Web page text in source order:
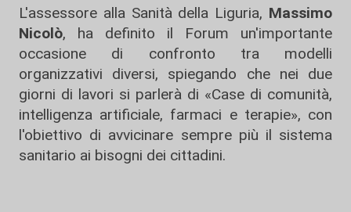
L'assessore alla Sanità della Liguria, Massimo
Nicolò, ha definito il Forum un'importante
occasione di confronto tra modelli
organizzativi diversi, spiegando che nei due
giorni di lavori si parlerà di «Case di comunità,
intelligenza artificiale, farmaci e terapie», con
l'obiettivo di avvicinare sempre più il sistema
sanitario ai bisogni dei cittadini.